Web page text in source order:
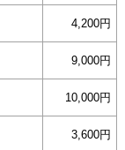
4,200円
9,000円
10,000円
3,600円